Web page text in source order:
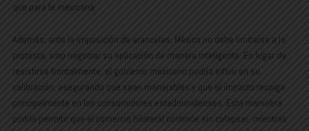
que para la mexicana.
Además, ante la imposición de aranceles, México no debe limitarse a la
protesta, sino negociar su aplicación de manera inteligente. En lugar de
resistirse frontalmente, el gobierno mexicano podría influir en su
calibración, asegurando que sean manejables y que el impacto recaiga
principalmente en los consumidores estadounidenses. Esta maniobra
podría permitir que el comercio bilateral continúe sin colapsar, mientras